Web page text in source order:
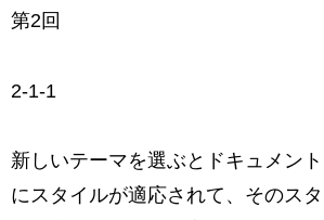
第2回
2-1-1
新しいテーマを選ぶとドキュメント
にスタイルが適応されて、そのスタ